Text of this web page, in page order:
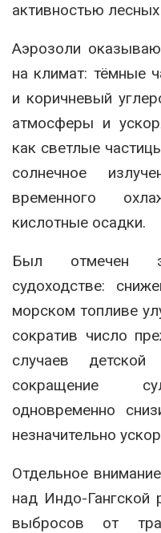
активностью
Аэрозоли
на климат: тёмные
и коричневый
атмосферы и
как светлые
солнечное
временного
кислотные осадки.
Был отмечен
судоходстве:
морском топливе
сократив число
случаев
сокращение
одновременно
незначительно
Отдельное
над Индо-Гангской
выбросов от